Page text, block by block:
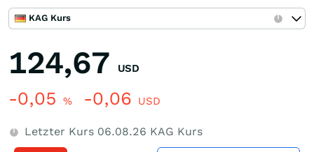
KAG Kurs
124,67 USD
-0,05 % -0,06 USD
Letzter Kurs 06.08.26 KAG Kurs